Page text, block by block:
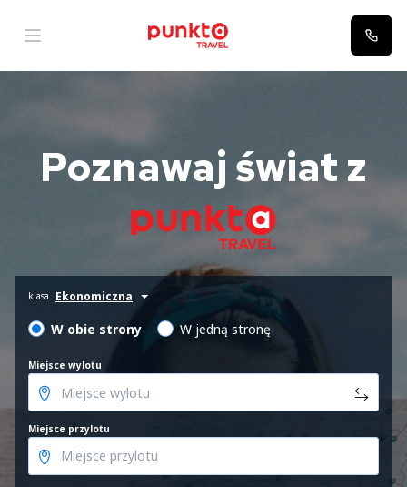
Poznawaj świat z
klasa Ekonomiczna
W obie strony W jedną stronę
Miejsce wylotu
Miejsce przylotu